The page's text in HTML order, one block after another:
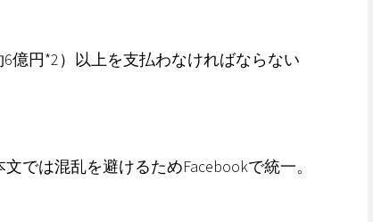
億円*2）以上を支払わなければならない
では混乱を避けるためFacebookで統一。